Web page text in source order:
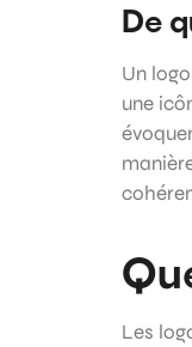
De
Un
une
Les